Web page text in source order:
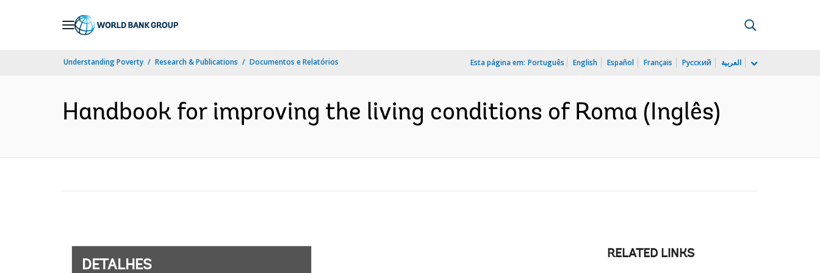
Understanding Poverty Research & Publications Documentos e Relatórios Esta página em: Português English Español Français Русский العربية
Handbook for improving the living conditions of Roma (Inglês)
DETALHES
RELATED LINKS